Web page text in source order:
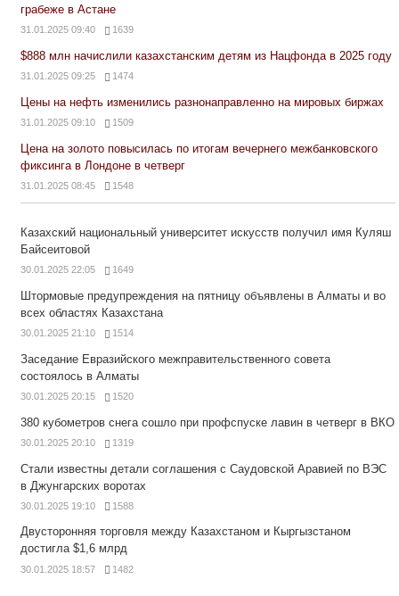
грабеже в Астане
31.01.2025 09:40 1639
$888 млн начислили казахстанским детям из Нацфонда в 2025 году
31.01.2025 09:25 1474
Цены на нефть изменились разнонаправленно на мировых биржах
31.01.2025 09:10 1509
Цена на золото повысилась по итогам вечернего межбанковского
фиксинга в Лондоне в четверг
31.01.2025 08:45 1548
Казахский национальный университет искусств получил имя Куляш
Байсеитовой
30.01.2025 22:05 1649
Штормовые предупреждения на пятницу объявлены в Алматы и во
всех областях Казахстана
30.01.2025 21:10 1514
Заседание Евразийского межправительственного совета
состоялось в Алматы
30.01.2025 20:15 1520
380 кубометров снега сошло при профспуске лавин в четверг в ВКО
30.01.2025 20:10 1319
Стали известны детали соглашения с Саудовской Аравией по ВЭС
в Джунгарских воротах
30.01.2025 19:10 1588
Двусторонняя торговля между Казахстаном и Кыргызстаном
достигла $1,6 млрд
30.01.2025 18:57 1482